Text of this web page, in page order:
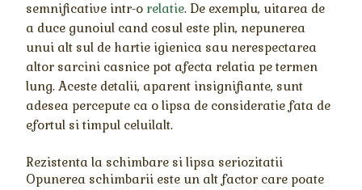
semnificative intr-o relatie. De exemplu, uitarea de
a duce gunoiul cand cosul este plin, nepunerea
unui alt sul de hartie igienica sau nerespectarea
altor sarcini casnice pot afecta relatia pe termen
lung. Aceste detalii, aparent insignifiante, sunt
adesea percepute ca o lipsa de consideratie fata de
efortul si timpul celuilalt.
Rezistenta la schimbare si lipsa seriozitatii
Opunerea schimbarii este un alt factor care poate